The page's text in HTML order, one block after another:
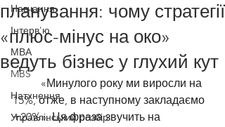
Навчання
Інтерв'ю
МВА
MBS
Натхнення
Управлінський розбір
планування: чому стратегії
«плюс-мінус на око»
ведуть бізнес у глухий кут
15%, отже, в наступному закладаємо
+20%». Ця фраза звучить на